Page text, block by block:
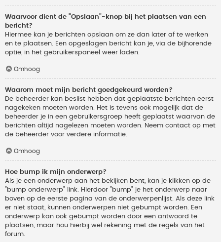
Waarvoor dient de "Opslaan"-knop bij het plaatsen van een
bericht?
Hiermee kan je berichten opslaan om ze dan later af te werken
en te plaatsen. Een opgeslagen bericht kan je, via de bijhorende
optie, in het gebruikerspaneel weer laden.
Omhoog
Waarom moet mijn bericht goedgekeurd worden?
De beheerder kan beslist hebben dat geplaatste berichten eerst
nagekeken moeten worden. Het is tevens ook mogelijk dat de
beheerder je in een gebruikersgroep heeft geplaatst waarvan de
berichten altijd nagelezen moeten worden. Neem contact op met
de beheerder voor verdere informatie.
Omhoog
Hoe bump ik mijn onderwerp?
Als je een onderwerp aan het bekijken bent, kan je klikken op de
"bump onderwerp" link. Hierdoor "bump" je het onderwerp naar
boven op de eerste pagina van de onderwerpenlijst. Als deze link
er niet staat, kunnen onderwerpen niet gebumpt worden. Een
onderwerp kan ook gebumpt worden door een antwoord te
plaatsen, maar hou hierbij wel rekening met de regels van het
forum.